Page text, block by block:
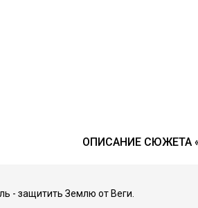
ОПИСАНИЕ СЮЖЕТА
- защитить Землю от Веги.